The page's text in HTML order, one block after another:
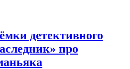
детективного
про